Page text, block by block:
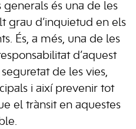
és una de les
grau d’inquietud en els
És, a més, una de les
d’aquest
de les vies,
i així prevenir tot
el trànsit en aquestes